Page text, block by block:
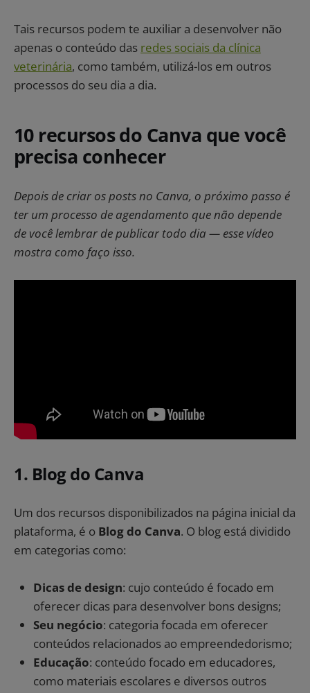
Tais recursos podem te auxiliar a desenvolver não
apenas o conteúdo das redes sociais da clínica
veterinária, como também, utilizá-los em outros
processos do seu dia a dia.
10 recursos do Canva que você
precisa conhecer
Depois de criar os posts no Canva, o próximo passo é
ter um processo de agendamento que não depende
de você lembrar de publicar todo dia — esse vídeo
mostra como faço isso.
1. Blog do Canva
Um dos recursos disponibilizados na página inicial da
plataforma, é o Blog do Canva. O blog está dividido
em categorias como:
Dicas de design: cujo conteúdo é focado em
oferecer dicas para desenvolver bons designs;
Seu negócio: categoria focada em oferecer
conteúdos relacionados ao empreendedorismo;
Educação: conteúdo focado em educadores,
como materiais escolares e diversos outros